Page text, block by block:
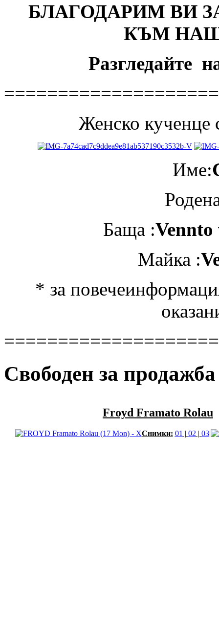
БЛАГОДАРИМ ВИ
КЪМ
Разгледайте
Женско кученце
Име:
Баща :
Майка :
* за
Свободен за
Froyd Framato Rolau
Снимки: 01 | 02 | 03|